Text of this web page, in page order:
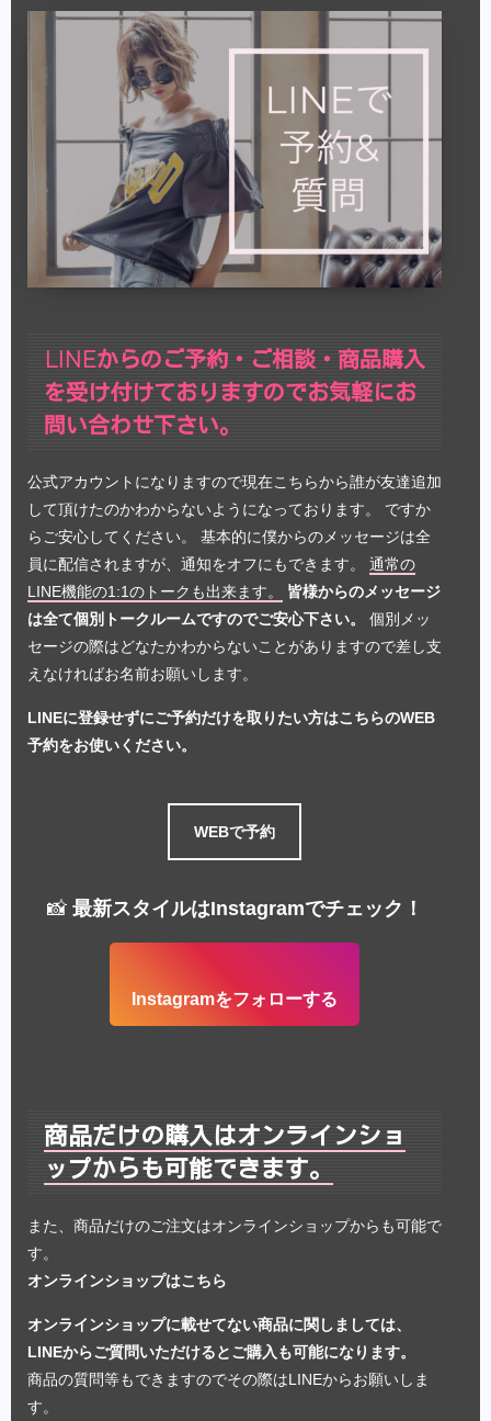
LINEからのご予約・ご相談・商品購入
を受け付けておりますのでお気軽にお
問い合わせ下さい。
公式アカウントになりますので現在こちらから誰が友達追加
して頂けたのかわからないようになっております。 ですか
らご安心してください。 基本的に僕からのメッセージは全
員に配信されますが、通知をオフにもできます。 通常の
LINE機能の1:1のトークも出来ます。
皆様からのメッセージ
は全て個別トークルームですのでご安心下さい。
個別メッ
セージの際はどなたかわからないことがありますので差し支
えなければお名前お願いします。
LINEに登録せずにご予約だけを取りたい方はこちらのWEB
予約をお使いください。
WEBで予約
📸 最新スタイルはInstagramでチェック！
Instagramをフォローする
商品だけの購入はオンラインショ
ップからも可能できます。
また、商品だけのご注文はオンラインショップからも可能で
す。
オンラインショップはこちら
オンラインショップに載せてない商品に関しましては、
LINEからご質問いただけるとご購入も可能になります。
商品の質問等もできますのでその際はLINEからお願いしま
す。